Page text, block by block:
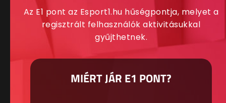
Az E1 pont az Esport1.hu hűségpontja, melyet a
regisztrált felhasználók aktivitásukkal
gyűjthetnek.
MIÉRT JÁR E1 PONT?